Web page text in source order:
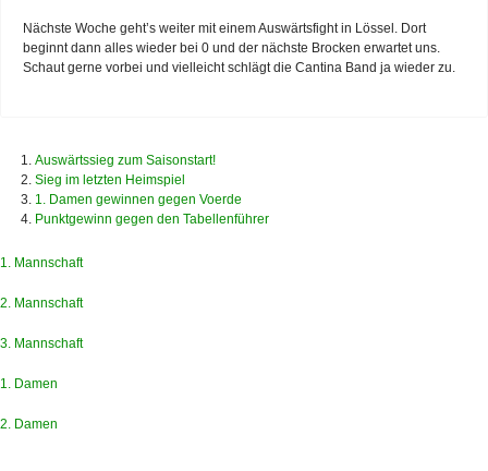
Nächste Woche geht’s weiter mit einem Auswärtsfight in Lössel. Dort
beginnt dann alles wieder bei 0 und der nächste Brocken erwartet uns.
Schaut gerne vorbei und vielleicht schlägt die Cantina Band ja wieder zu.
Auswärtssieg zum Saisonstart!
Sieg im letzten Heimspiel
1. Damen gewinnen gegen Voerde
Punktgewinn gegen den Tabellenführer
1. Mannschaft
2. Mannschaft
3. Mannschaft
1. Damen
2. Damen